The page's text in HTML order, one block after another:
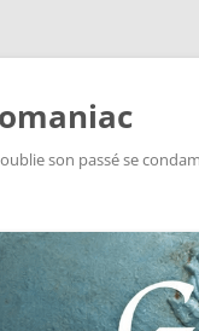
son passé se